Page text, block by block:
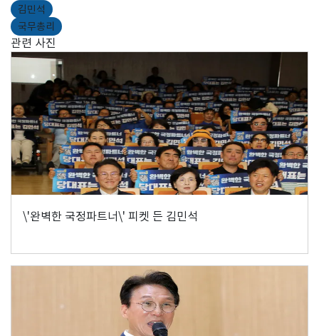
김민석
국무총리
관련 사진
\'완벽한 국정파트너\' 피켓 든 김민석